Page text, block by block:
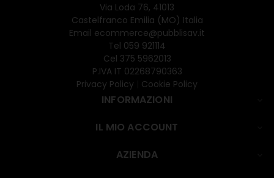
Via Loda 76, 41013
Castelfranco Emilia (MO) Italia
Email ecommerce@pubblisav.it
Tel 059 921114
Cel 375 5962013
P.IVA IT 02268790363
Privacy Policy
Cookie Policy
INFORMAZIONI
IL MIO ACCOUNT
AZIENDA